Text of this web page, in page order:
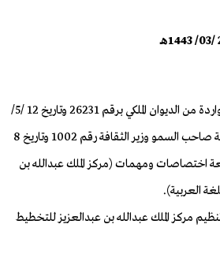
بعد الاطلاع على المعاملة الواردة من الديوان الملكي برقم 26231 وتاريخ 12 /5/
1442هـ، المشتملة على برقية صاحب السمو وزير الثقافة رقم 1002 وتاريخ 8
اختصاصات ومهمات (مركز الملك عبدالله بن
العربية).
مركز الملك عبدالله بن عبدالعزيز للتخطيط